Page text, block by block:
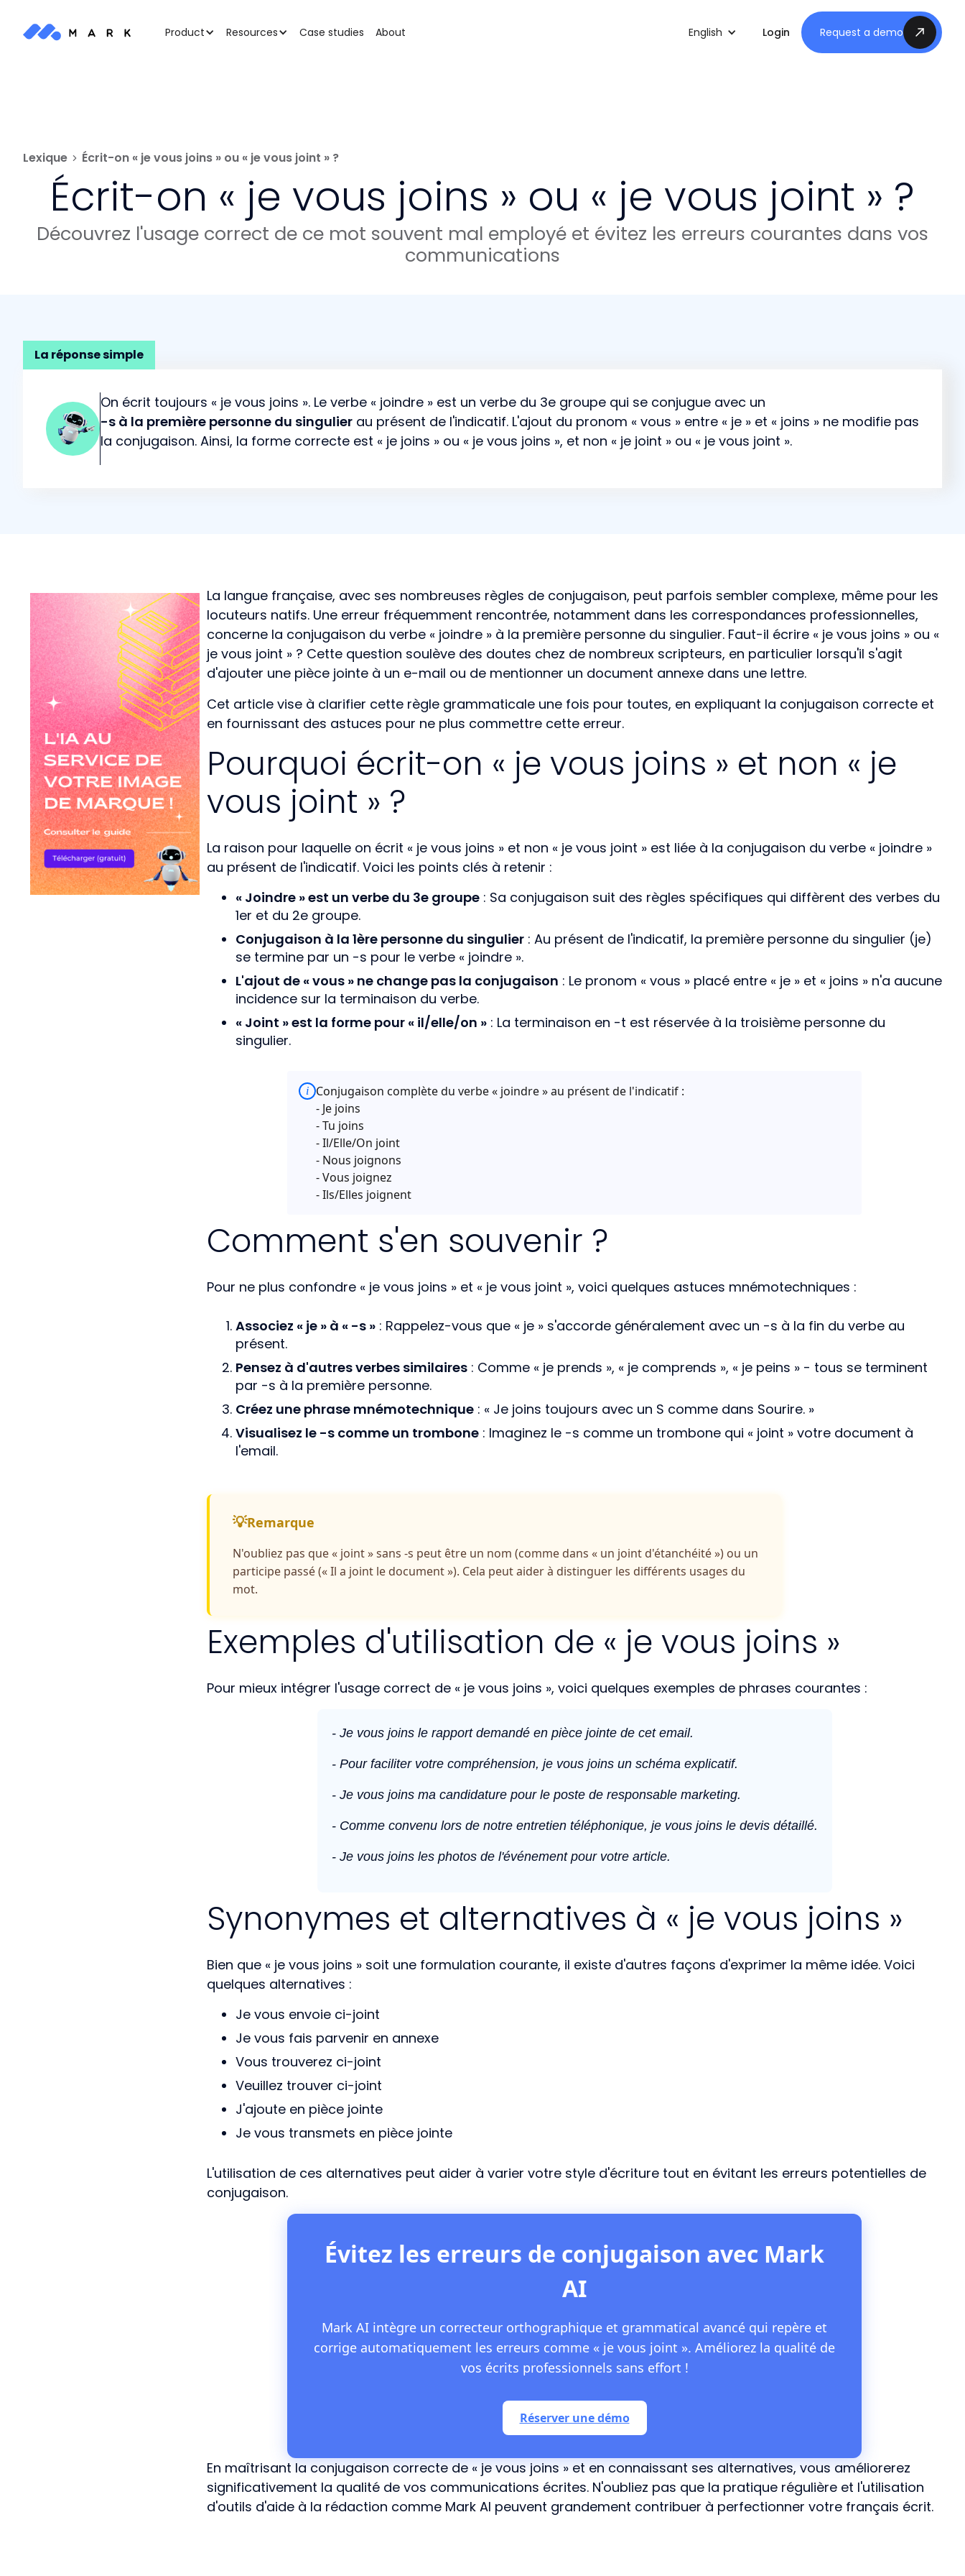
Product Resources Case studies About English Login Request a demo
Lexique Écrit-on « je vous joins » ou « je vous joint » ?
Écrit-on « je vous joins » ou « je vous joint » ?
Découvrez l'usage correct de ce mot souvent mal employé et évitez les erreurs courantes dans vos
communications
La réponse simple
On écrit toujours « je vous joins ». Le verbe « joindre » est un verbe du 3e groupe qui se conjugue avec un
-s à la première personne du singulier au présent de l'indicatif. L'ajout du pronom « vous » entre « je » et « joins » ne modifie pas
la conjugaison. Ainsi, la forme correcte est « je joins » ou « je vous joins », et non « je joint » ou « je vous joint ».
La langue française, avec ses nombreuses règles de conjugaison, peut parfois sembler complexe, même pour les
locuteurs natifs. Une erreur fréquemment rencontrée, notamment dans les correspondances professionnelles,
concerne la conjugaison du verbe « joindre » à la première personne du singulier. Faut-il écrire « je vous joins » ou «
je vous joint » ? Cette question soulève des doutes chez de nombreux scripteurs, en particulier lorsqu'il s'agit
d'ajouter une pièce jointe à un e-mail ou de mentionner un document annexe dans une lettre.
Cet article vise à clarifier cette règle grammaticale une fois pour toutes, en expliquant la conjugaison correcte et
en fournissant des astuces pour ne plus commettre cette erreur.
Pourquoi écrit-on « je vous joins » et non « je
vous joint » ?
La raison pour laquelle on écrit « je vous joins » et non « je vous joint » est liée à la conjugaison du verbe « joindre »
au présent de l'indicatif. Voici les points clés à retenir :
« Joindre » est un verbe du 3e groupe : Sa conjugaison suit des règles spécifiques qui diffèrent des verbes du
1er et du 2e groupe.
Conjugaison à la 1ère personne du singulier : Au présent de l'indicatif, la première personne du singulier (je)
se termine par un -s pour le verbe « joindre ».
L'ajout de « vous » ne change pas la conjugaison : Le pronom « vous » placé entre « je » et « joins » n'a aucune
incidence sur la terminaison du verbe.
« Joint » est la forme pour « il/elle/on » : La terminaison en -t est réservée à la troisième personne du
singulier.
i
Conjugaison complète du verbe « joindre » au présent de l'indicatif :
- Je joins
- Tu joins
- Il/Elle/On joint
- Nous joignons
- Vous joignez
- Ils/Elles joignent
Comment s'en souvenir ?
Pour ne plus confondre « je vous joins » et « je vous joint », voici quelques astuces mnémotechniques :
Associez « je » à « -s » : Rappelez-vous que « je » s'accorde généralement avec un -s à la fin du verbe au
présent.
Pensez à d'autres verbes similaires : Comme « je prends », « je comprends », « je peins » - tous se terminent
par -s à la première personne.
Créez une phrase mnémotechnique : « Je joins toujours avec un S comme dans Sourire. »
Visualisez le -s comme un trombone : Imaginez le -s comme un trombone qui « joint » votre document à
l'email.
Remarque
N'oubliez pas que « joint » sans -s peut être un nom (comme dans « un joint d'étanchéité ») ou un
participe passé (« Il a joint le document »). Cela peut aider à distinguer les différents usages du
mot.
Exemples d'utilisation de « je vous joins »
Pour mieux intégrer l'usage correct de « je vous joins », voici quelques exemples de phrases courantes :
- Je vous joins le rapport demandé en pièce jointe de cet email.
- Pour faciliter votre compréhension, je vous joins un schéma explicatif.
- Je vous joins ma candidature pour le poste de responsable marketing.
- Comme convenu lors de notre entretien téléphonique, je vous joins le devis détaillé.
- Je vous joins les photos de l'événement pour votre article.
Synonymes et alternatives à « je vous joins »
Bien que « je vous joins » soit une formulation courante, il existe d'autres façons d'exprimer la même idée. Voici
quelques alternatives :
Je vous envoie ci-joint
Je vous fais parvenir en annexe
Vous trouverez ci-joint
Veuillez trouver ci-joint
J'ajoute en pièce jointe
Je vous transmets en pièce jointe
L'utilisation de ces alternatives peut aider à varier votre style d'écriture tout en évitant les erreurs potentielles de
conjugaison.
Évitez les erreurs de conjugaison avec Mark
AI
Mark AI intègre un correcteur orthographique et grammatical avancé qui repère et
corrige automatiquement les erreurs comme « je vous joint ». Améliorez la qualité de
vos écrits professionnels sans effort !
Réserver une démo
En maîtrisant la conjugaison correcte de « je vous joins » et en connaissant ses alternatives, vous améliorerez
significativement la qualité de vos communications écrites. N'oubliez pas que la pratique régulière et l'utilisation
d'outils d'aide à la rédaction comme Mark AI peuvent grandement contribuer à perfectionner votre français écrit.